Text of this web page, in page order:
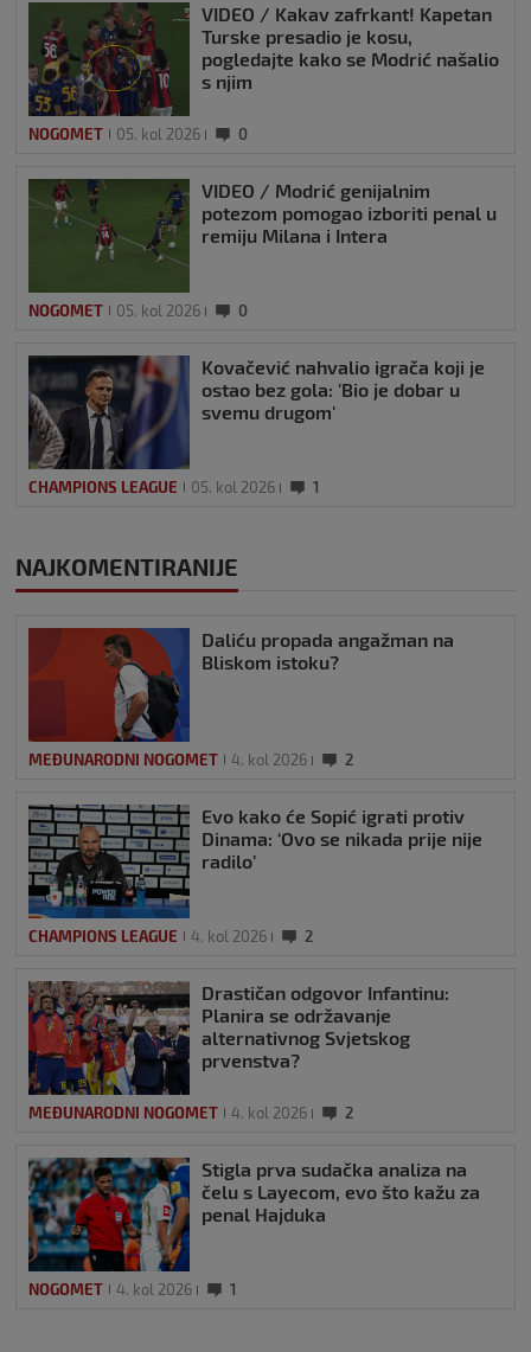
VIDEO / Kakav zafrkant! Kapetan
Turske presadio je kosu,
pogledajte kako se Modrić našalio
s njim
NOGOMET 05. kol 2026 0
VIDEO / Modrić genijalnim
potezom pomogao izboriti penal u
remiju Milana i Intera
NOGOMET 05. kol 2026 0
Kovačević nahvalio igrača koji je
ostao bez gola: 'Bio je dobar u
svemu drugom'
CHAMPIONS LEAGUE 05. kol 2026 1
NAJKOMENTIRANIJE
Daliću propada angažman na
Bliskom istoku?
MEĐUNARODNI NOGOMET 4. kol 2026 2
Evo kako će Sopić igrati protiv
Dinama: ‘Ovo se nikada prije nije
radilo’
CHAMPIONS LEAGUE 4. kol 2026 2
Drastičan odgovor Infantinu:
Planira se održavanje
alternativnog Svjetskog
prvenstva?
MEĐUNARODNI NOGOMET 4. kol 2026 2
Stigla prva sudačka analiza na
čelu s Layecom, evo što kažu za
penal Hajduka
NOGOMET 4. kol 2026 1